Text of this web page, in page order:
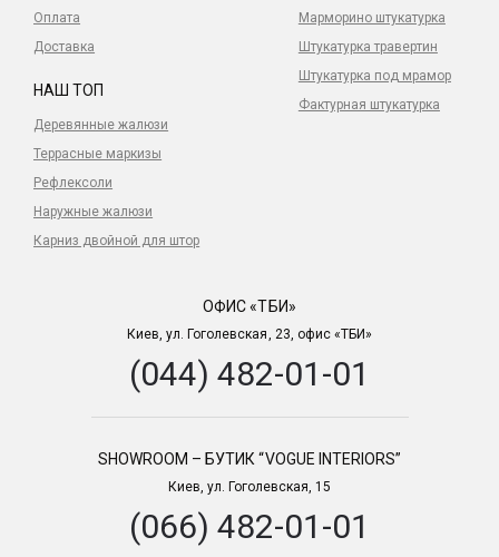
Оплата
Доставка
Марморино штукатурка
Штукатурка травертин
Штукатурка под мрамор
Фактурная штукатурка
НАШ ТОП
Деревянные жалюзи
Террасные маркизы
Рефлексоли
Наружные жалюзи
Карниз двойной для штор
ОФИС «ТБИ»
Киев, ул. Гоголевская, 23, офис «ТБИ»
(044) 482-01-01
SHOWROOM – БУТИК “VOGUE INTERIORS”
Киев, ул. Гоголевская, 15
(066) 482-01-01